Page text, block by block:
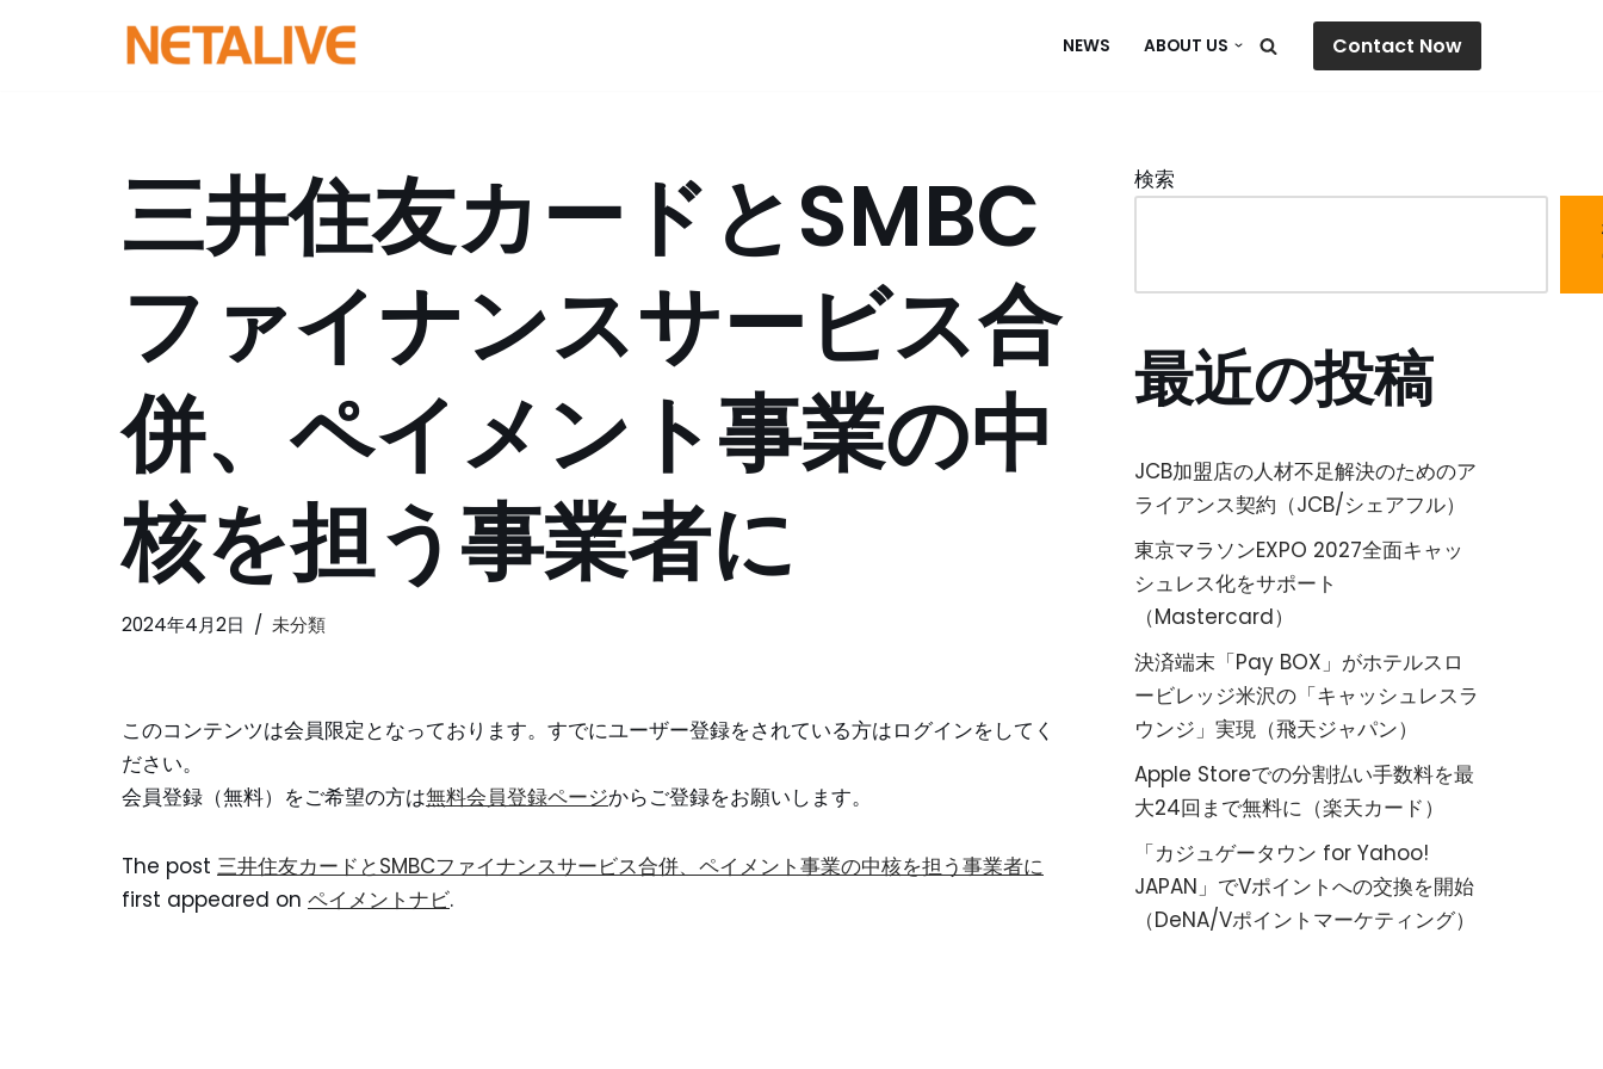
NEWS ABOUT US Contact Now
三井住友カードとSMBC
ファイナンスサービス合
併、ペイメント事業の中
核を担う事業者に
2024年4月2日 未分類
このコンテンツは会員限定となっております。すでにユーザー登録をされている方はログインをしてく
ださい。
会員登録（無料）をご希望の方は無料会員登録ページからご登録をお願いします。
The post 三井住友カードとSMBCファイナンスサービス合併、ペイメント事業の中核を担う事業者に
first appeared on ペイメントナビ.
検索
最近の投稿
JCB加盟店の人材不足解決のためのア
ライアンス契約（JCB/シェアフル）
東京マラソンEXPO 2027全面キャッ
シュレス化をサポート
（Mastercard）
決済端末「Pay BOX」がホテルスロ
ービレッジ米沢の「キャッシュレスラ
ウンジ」実現（飛天ジャパン）
Apple Storeでの分割払い手数料を最
大24回まで無料に（楽天カード）
「カジュゲータウン for Yahoo!
JAPAN」でVポイントへの交換を開始
（DeNA/Vポイントマーケティング）